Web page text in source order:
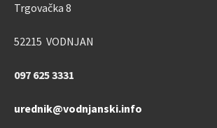
Trgovačka 8
52215 VODNJAN
097 625 3331
urednik@vodnjanski.info